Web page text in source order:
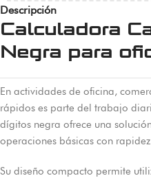
Descripción
Calculadora
Negra para
En actividades de oficina,
rápidos es parte del trabajo
dígitos negra ofrece una
operaciones básicas con
Su diseño compacto permite